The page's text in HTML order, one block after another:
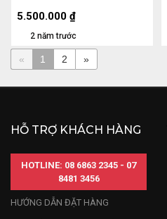
2 năm trước
5.500.000 ₫
« 1 2 »
HỖ TRỢ KHÁCH HÀNG
HOTLINE: 08 6863 2345 - 07
8481 3456
HƯỚNG DẪN ĐẶT HÀNG